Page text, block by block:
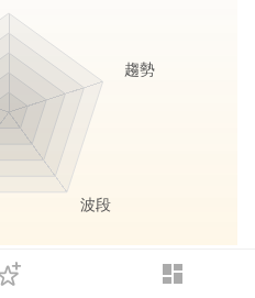
dashboard
下單
存股收息
趨勢
波段